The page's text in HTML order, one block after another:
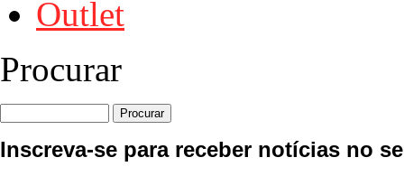
Outlet
Procurar
Inscreva-se para receber notícias no